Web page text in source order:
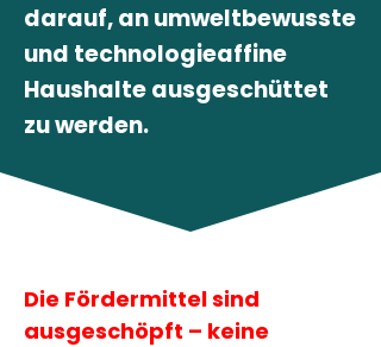
darauf, an umweltbewusste
und technologieaffine
Haushalte ausgeschüttet
zu werden.
< Alle Artikeln
Die Fördermittel sind
ausgeschöpft – keine